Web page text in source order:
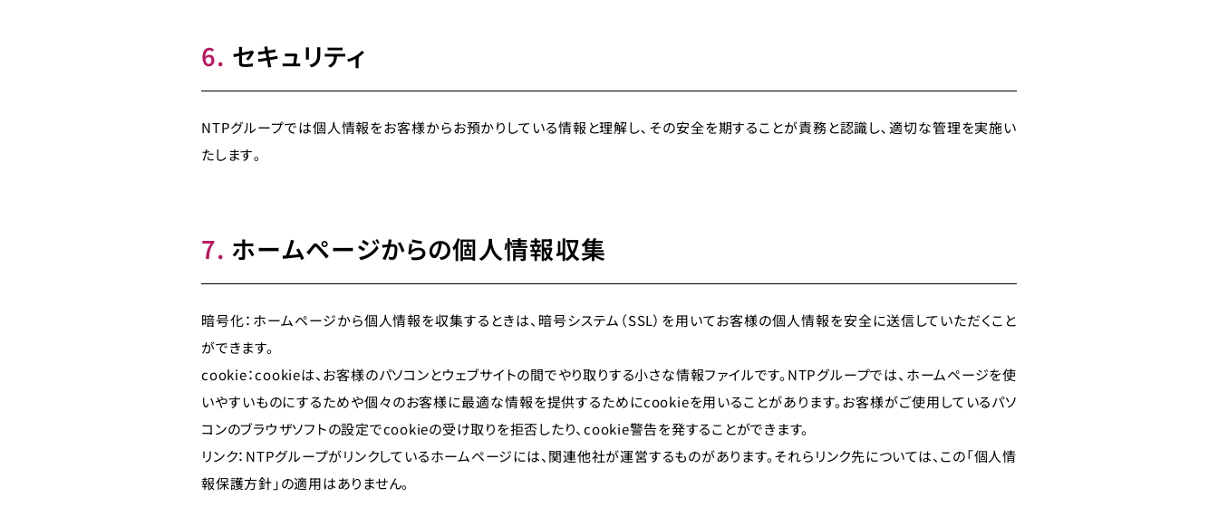
6. セキュリティ
NTPグループでは個人情報をお客様からお預かりしている情報と理解し､その安全を期することが責務と認識し､適切な管理を実施い
たします｡
7. ホームページからの個人情報収集
暗号化：ホームページから個人情報を収集するときは、暗号システム（SSL）を用いてお客様の個人情報を安全に送信していただくこと
ができます。
cookie：cookieは、お客様のパソコンとウェブサイトの間でやり取りする小さな情報ファイルです。NTPグループでは、ホームページを使
いやすいものにするためや個々のお客様に最適な情報を提供するためにcookieを用いることがあります。お客様がご使用しているパソ
コンのブラウザソフトの設定でcookieの受け取りを拒否したり、cookie警告を発することができます。
リンク：NTPグループがリンクしているホームページには、関連他社が運営するものがあります。それらリンク先については、この「個人情
報保護方針」の適用はありません。